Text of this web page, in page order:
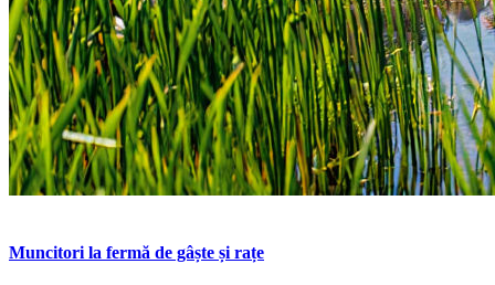
Muncitori la fermă de gâște și rațe